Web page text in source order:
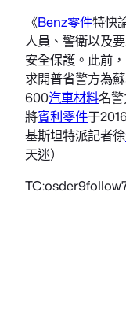
《Benz零件特快
人員、警衛以及
安全保護。此前
求開普省警方為
600汽車材料名
將賓利零件于
基斯坦特派記者徐
天迷）